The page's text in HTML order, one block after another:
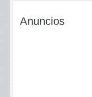
Anuncios